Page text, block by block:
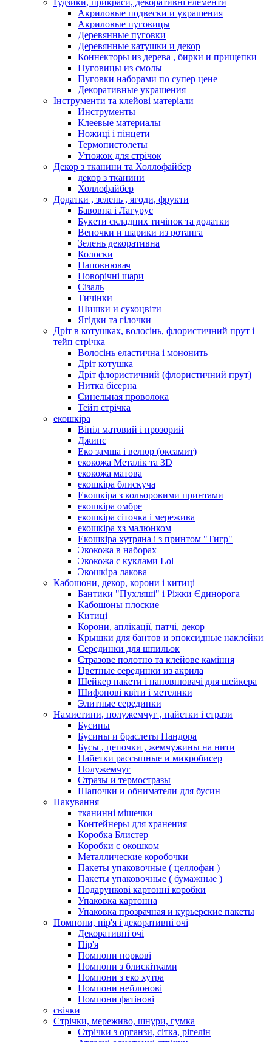
Ґудзики, прикраси, декоративні елементи
Акриловые подвески и украшения
Акриловые пуговицы
Деревянные пуговки
Деревянные катушки и декор
Коннекторы из дерева , бирки и прищепки
Пуговицы из смолы
Пуговки наборами по супер цене
Декоративные украшения
Інструменти та клейові матеріали
Инструменты
Клеевые материалы
Ножиці і пінцети
Термопистолеты
Утюжок для стрічок
Декор з тканини та Холлофайбер
декор з тканини
Холлофайбер
Додатки , зелень , ягоди, фрукти
Бавовна і Лагурус
Букети складних тичінок та додатки
Веночки и шарики из ротанга
Зелень декоративна
Колоски
Наповнювач
Новорічні шари
Сізаль
Тичінки
Шишки и сухоцвіти
Ягідки та гілочки
Дріт в котушках, волосінь, флористичний прут і
тейп стрічка
Волосінь еластична і мононить
Дріт котушка
Дріт флористичний (флористичний прут)
Нитка бісерна
Синельная проволока
Тейп стрічка
екошкіра
Вініл матовий і прозорий
Джинс
Еко замша і велюр (оксамит)
екокожа Металік та 3D
екокожа матова
екошкіра блискуча
Екошкіра з кольоровими принтами
екошкіра омбре
екошкіра сіточка і мережива
екошкіра хз малюнком
Екошкіра хутряна і з принтом "Тигр"
Экокожа в наборах
Экокожа с куклами Lol
Экошкiра лакова
Кабошони, декор, корони і китиці
Бантики "Пухляші" і Ріжки Єдинорога
Кабошоны плоские
Китиці
Корони, аплікації, патчі, декор
Крышки для бантов и эпоксидные наклейки
Серединки для шпильок
Стразове полотно та клейове каміння
Цветные серединки из акрила
Шейкер пакети і наповнювачі для шейкера
Шифонові квіти і метелики
Элитные серединки
Намистини, полужемчуг , пайетки і стрази
Бусины
Бусины и браслеты Пандора
Бусы , цепочки , жемчужины на нити
Пайетки рассыпные и микробисер
Полужемчуг
Стразы и термостразы
Шапочки и обниматели для бусин
Пакування
тканинні мішечки
Контейнеры для хранения
Коробка Блистер
Коробки с окошком
Металлические коробочки
Пакеты упаковочные ( целлофан )
Пакеты упаковочные ( бумажные )
Подарункові картонні коробки
Упаковка картонна
Упаковка прозрачная и курьерские пакеты
Помпони, пір'я і декоративні очі
Декоративні очі
Пір'я
Помпони норкові
Помпони з блискітками
Помпони з еко хутра
Помпони нейлонові
Помпони фатінові
свічки
Стрічки, мереживо, шнури, гумка
Стрічки з органзи, сітка, рігелін